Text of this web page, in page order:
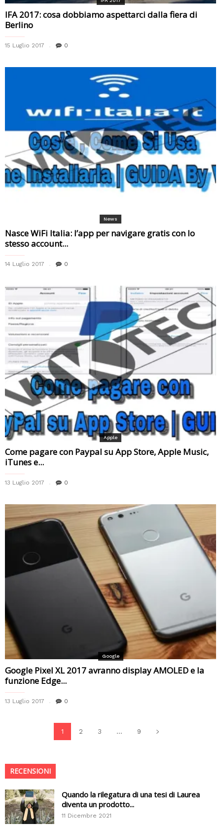
IFA 2017: cosa dobbiamo aspettarci dalla fiera di
Berlino
15 Luglio 2017 0
News
Nasce WiFi Italia: l’app per navigare gratis con lo
stesso account...
14 Luglio 2017 0
Apple
Come pagare con Paypal su App Store, Apple Music,
iTunes e...
13 Luglio 2017 0
Google
Google Pixel XL 2017 avranno display AMOLED e la
funzione Edge...
13 Luglio 2017 0
1 2 3 ... 9
RECENSIONI
Quando la rilegatura di una tesi di Laurea
diventa un prodotto...
11 Dicembre 2021